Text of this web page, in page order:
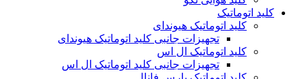
کلید اتوماتیک
کلید اتوماتیک هیوندای
تجهیزات جانبی کلید اتوماتیک هیوندای
کلید اتوماتیک ال اس
تجهیزات جانبی کلید اتوماتیک ال اس